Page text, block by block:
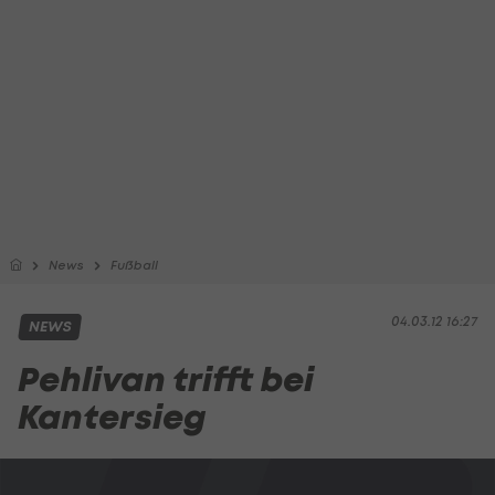
News Fußball
04.03.12 16:27
NEWS
Pehlivan trifft bei
Kantersieg